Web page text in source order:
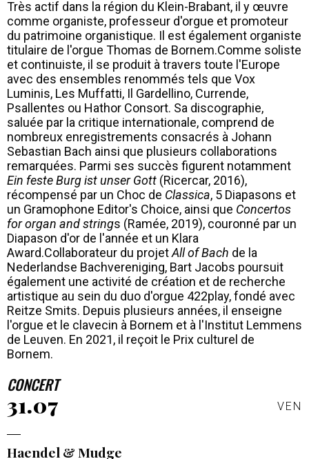
Très actif dans la région du Klein-Brabant, il y œuvre
comme organiste, professeur d'orgue et promoteur
du patrimoine organistique. Il est également organiste
titulaire de l'orgue Thomas de Bornem.Comme soliste
et continuiste, il se produit à travers toute l'Europe
avec des ensembles renommés tels que Vox
Luminis, Les Muffatti, Il Gardellino, Currende,
Psallentes ou Hathor Consort. Sa discographie,
saluée par la critique internationale, comprend de
nombreux enregistrements consacrés à Johann
Sebastian Bach ainsi que plusieurs collaborations
remarquées. Parmi ses succès figurent notamment
Ein feste Burg ist unser Gott (Ricercar, 2016),
récompensé par un Choc de Classica, 5 Diapasons et
un Gramophone Editor's Choice, ainsi que Concertos
for organ and strings (Ramée, 2019), couronné par un
Diapason d'or de l'année et un Klara
Award.Collaborateur du projetAll of Bach de la
Nederlandse Bachvereniging, Bart Jacobs poursuit
également une activité de création et de recherche
artistique au sein du duo d'orgue 422play, fondé avec
Reitze Smits. Depuis plusieurs années, il enseigne
l'orgue et le clavecin à Bornem et à l'Institut Lemmens
de Leuven. En 2021, il reçoit le Prix culturel de
Bornem.
CONCERT
31.07 VEN
Haendel & Mudge